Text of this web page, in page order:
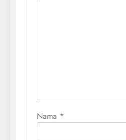
Nama *